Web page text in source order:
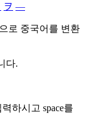
ヲ ―
로 중국어를 변환
다.
하시고 space를